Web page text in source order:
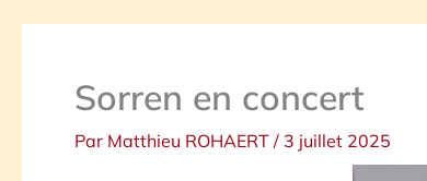
Sorren en concert
Par Matthieu ROHAERT / 3 juillet 2025